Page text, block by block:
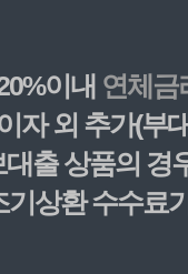
이내 연체금
자 외 추가(부
대출 상품의 경
상환 수수료